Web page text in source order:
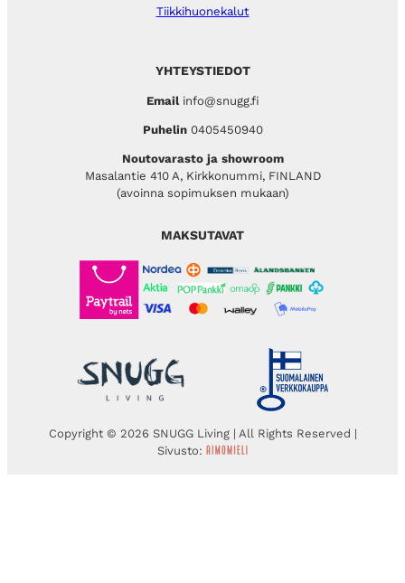
YHTEYSTIEDOT
Emailinfo@snugg.fi
Puhelin 0405450940
Noutovarasto ja showroom
Masalantie 410 A, Kirkkonummi, FINLAND
(avoinna sopimuksen mukaan)
Tiikkihuonekalut
MAKSUTAVAT
Copyright © 2026 SNUGG Living | All Rights Reserved |
Sivusto: